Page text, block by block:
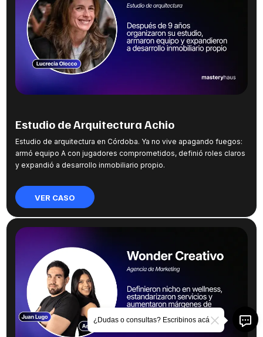
Estudio de Arquitectura Achio
Estudio de arquitectura en Córdoba. Ya no vive apagando fuegos:
armó equipo A con jugadores comprometidos, definió roles claros
y expandió a desarrollo inmobiliario propio.
VER CASO
¿Dudas o consultas? Escribinos acá